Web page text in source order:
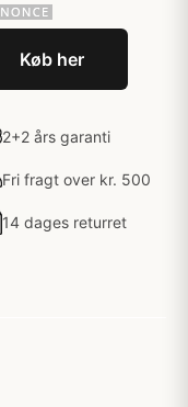
Køb her
2+2 års garanti
Fri fragt over kr. 500
14 dages returret